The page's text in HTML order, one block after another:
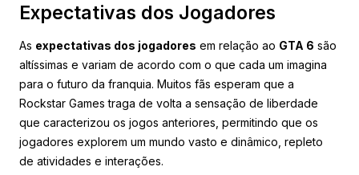
Expectativas dos Jogadores
As expectativas dos jogadores em relação ao GTA 6 são
altíssimas e variam de acordo com o que cada um imagina
para o futuro da franquia. Muitos fãs esperam que a
Rockstar Games traga de volta a sensação de liberdade
que caracterizou os jogos anteriores, permitindo que os
jogadores explorem um mundo vasto e dinâmico, repleto
de atividades e interações.